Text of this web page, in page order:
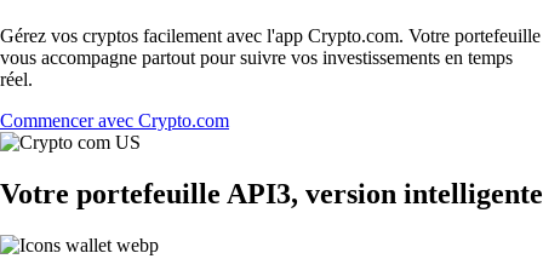
Gérez vos cryptos facilement avec l'app Crypto.com. Votre portefeuille
vous accompagne partout pour suivre vos investissements en temps
réel.
Commencer avec Crypto.com
Votre portefeuille API3, version intelligente